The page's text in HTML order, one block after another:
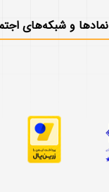
نمادها و شبکه‌های